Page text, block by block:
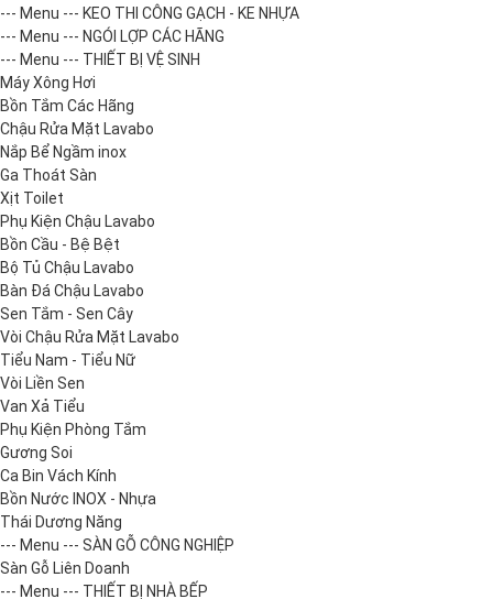
--- Menu --- KEO THI CÔNG GẠCH - KE NHỰA
--- Menu --- NGÓI LỢP CÁC HÃNG
--- Menu --- THIẾT BỊ VỆ SINH
Máy Xông Hơi
Bồn Tắm Các Hãng
Chậu Rửa Mặt Lavabo
Nắp Bể Ngầm inox
Ga Thoát Sàn
Xịt Toilet
Phụ Kiện Chậu Lavabo
Bồn Cầu - Bệ Bệt
Bộ Tủ Chậu Lavabo
Bàn Đá Chậu Lavabo
Sen Tắm - Sen Cây
Vòi Chậu Rửa Mặt Lavabo
Tiểu Nam - Tiểu Nữ
Vòi Liền Sen
Van Xả Tiểu
Phụ Kiện Phòng Tắm
Gương Soi
Ca Bin Vách Kính
Bồn Nước INOX - Nhựa
Thái Dương Năng
--- Menu --- SÀN GỖ CÔNG NGHIỆP
Sàn Gỗ Liên Doanh
--- Menu --- THIẾT BỊ NHÀ BẾP